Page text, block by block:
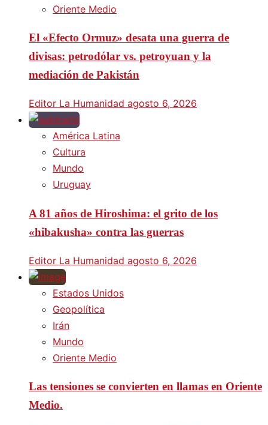
Oriente Medio
El «Efecto Ormuz» desata una guerra de
divisas: petrodólar vs. petroyuan y la
mediación de Pakistán
Editor La Humanidad agosto 6, 2026
América Latina
Cultura
Mundo
Uruguay
A 81 años de Hiroshima: el grito de los
«hibakusha» contra las guerras
Editor La Humanidad agosto 6, 2026
Estados Unidos
Geopolítica
Irán
Mundo
Oriente Medio
Las tensiones se convierten en llamas en Oriente
Medio.